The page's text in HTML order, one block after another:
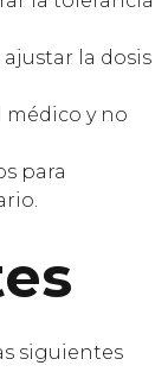
la dosis
y no
para
siguientes